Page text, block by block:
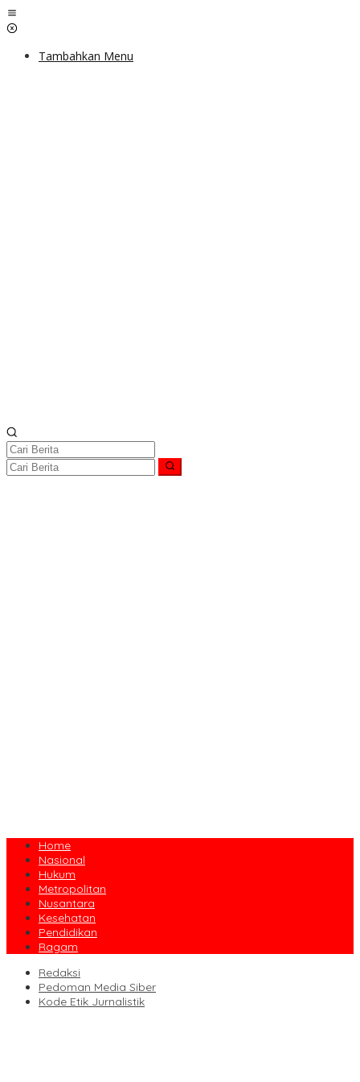
Lewati
ke
Tambahkan Menu
Home
Nasional
Hukum
Metropolitan
Nusantara
Kesehatan
Pendidikan
Ragam
Redaksi
Pedoman Media Siber
Kode Etik Jurnalistik